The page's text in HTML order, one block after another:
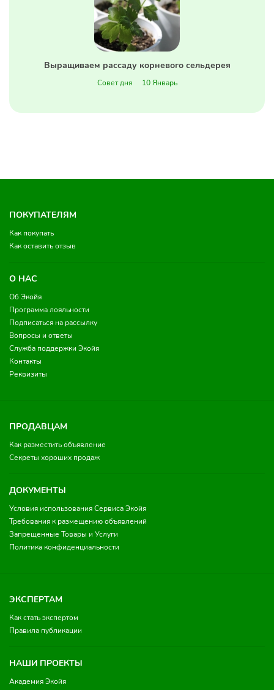
Выращиваем рассаду корневого сельдерея
Совет дня 10 Январь
ПОКУПАТЕЛЯМ
Как покупать
Как оставить отзыв
О НАС
Об Экойя
Программа лояльности
Подписаться на рассылку
Вопросы и ответы
Служба поддержки Экойя
Контакты
Реквизиты
ПРОДАВЦАМ
Как разместить объявление
Секреты хороших продаж
ДОКУМЕНТЫ
Условия использования Сервиса Экойя
Требования к размещению объявлений
Запрещенные Товары и Услуги
Политика конфиденциальности
ЭКСПЕРТАМ
Как стать экспертом
Правила публикации
НАШИ ПРОЕКТЫ
Академия Экойя